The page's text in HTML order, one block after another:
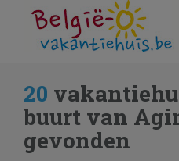
20
buurt van
gevonden